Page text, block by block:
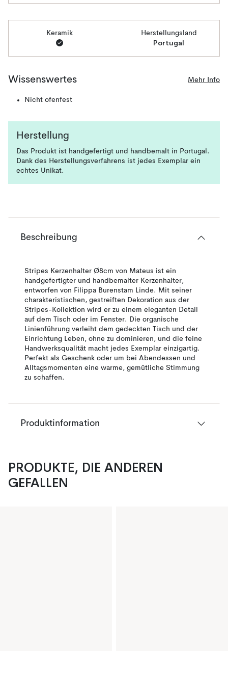
Keramik Herstellungsland
Portugal
Wissenswertes Mehr Info
Nicht ofenfest
Herstellung
Das Produkt ist handgefertigt und handbemalt in Portugal.
Dank des Herstellungsverfahrens ist jedes Exemplar ein
echtes Unikat.
Beschreibung
Stripes Kerzenhalter Ø8cm von Mateus ist ein
handgefertigter und handbemalter Kerzenhalter,
entworfen von Filippa Burenstam Linde. Mit seiner
charakteristischen, gestreiften Dekoration aus der
Stripes-Kollektion wird er zu einem eleganten Detail
auf dem Tisch oder im Fenster. Die organische
Linienführung verleiht dem gedeckten Tisch und der
Einrichtung Leben, ohne zu dominieren, und die feine
Handwerksqualität macht jedes Exemplar einzigartig.
Perfekt als Geschenk oder um bei Abendessen und
Alltagsmomenten eine warme, gemütliche Stimmung
zu schaffen.
Produktinformation
PRODUKTE, DIE ANDEREN
GEFALLEN